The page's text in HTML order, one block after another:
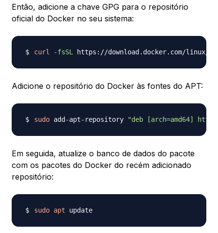
Então, adicione a chave GPG para o repositório
oficial do Docker no seu sistema:
curl -fsSL https://download.docker.com/linux/
Adicione o repositório do Docker às fontes do APT:
sudo add-apt-repository "deb [arch=amd64]
Em seguida, atualize o banco de dados do pacote
com os pacotes do Docker do recém adicionado
repositório:
sudo apt